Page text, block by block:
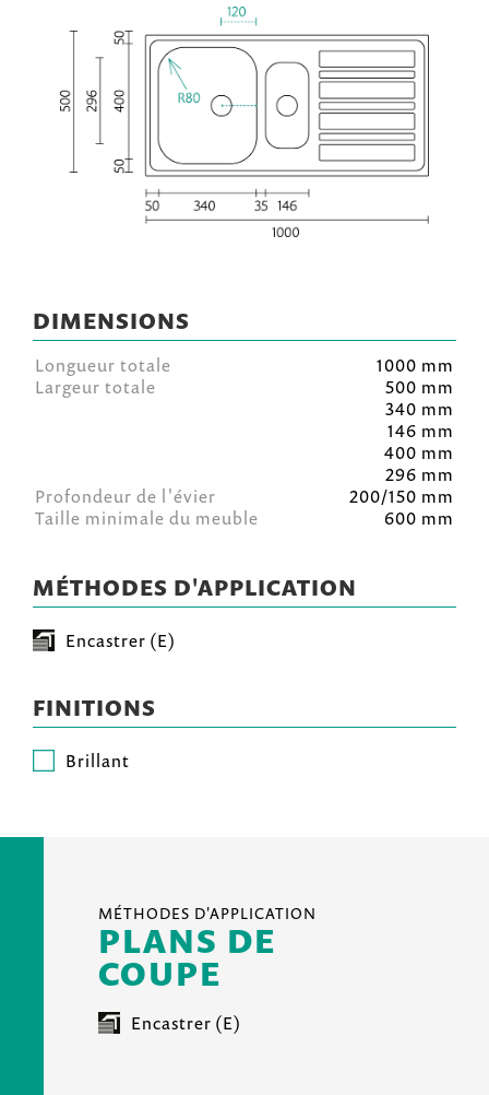
DIMENSIONS
Longueur totale
1000 mm
Largeur totale
500 mm
340 mm
146 mm
400 mm
296 mm
Profondeur de l'évier
200/150 mm
Taille minimale du meuble
600 mm
MÉTHODES D'APPLICATION
Encastrer (E)
FINITIONS
Brillant
MÉTHODES D'APPLICATION
PLANS DE
COUPE
Encastrer (E)